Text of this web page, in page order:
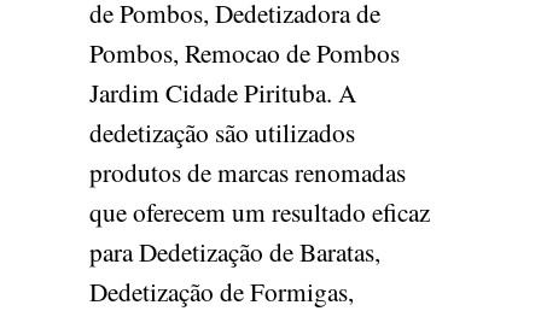
de Pombos, Dedetizadora de
Pombos, Remocao de Pombos
Jardim Cidade Pirituba. A
dedetização são utilizados
produtos de marcas renomadas
que oferecem um resultado eficaz
para Dedetização de Baratas,
Dedetização de Formigas,